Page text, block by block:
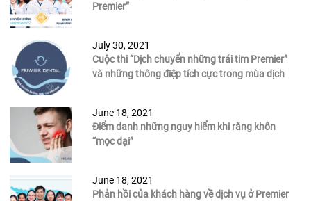
Premier”
July 30, 2021
Cuộc thi “Dịch chuyển những trái tim Premier”
và những thông điệp tích cực trong mùa dịch
June 18, 2021
Điểm danh những nguy hiểm khi răng khôn
“mọc dại”
June 18, 2021
Phản hồi của khách hàng về dịch vụ ở Premier